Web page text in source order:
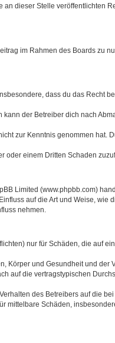
an dieser Stelle veröffentlichten
im Rahmen des Boards zu
dass du das Recht
der Betreiber dich nach
zur Kenntnis genommen hat.
oder einem Dritten Schaden
Limited (www.phpbb.com)
auf die Art und Weise, wie
nehmen.
nur für Schäden, die auf
Körper und Gesundheit und der
auf die vertragstypischen
des Betreibers auf die
mittelbare Schäden,